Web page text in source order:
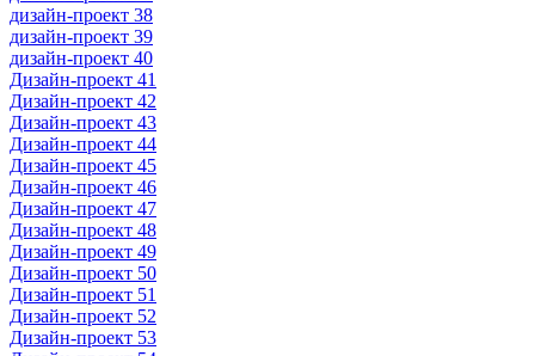
дизайн-проект 38
дизайн-проект 39
дизайн-проект 40
Дизайн-проект 41
Дизайн-проект 42
Дизайн-проект 43
Дизайн-проект 44
Дизайн-проект 45
Дизайн-проект 46
Дизайн-проект 47
Дизайн-проект 48
Дизайн-проект 49
Дизайн-проект 50
Дизайн-проект 51
Дизайн-проект 52
Дизайн-проект 53